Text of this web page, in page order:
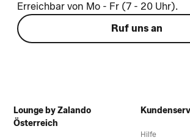
Erreichbar von Mo - Fr (7 - 20 Uhr).
Ruf uns an
Lounge by Zalando
Österreich
Hilfe